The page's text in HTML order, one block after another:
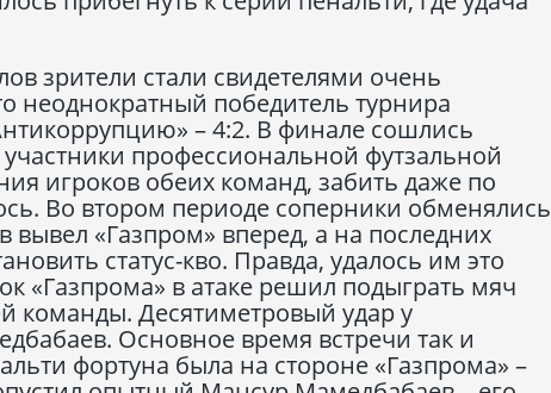
зрители стали свидетелями очень
неоднократный победитель турнира
– 4:2. В финале сошлись
профессиональной футзальной
игроков обеих команд, забить даже по
Во втором периоде соперники обменялись
«Газпром» вперед, а на последних
статус-кво. Правда, удалось им это
«Газпрома» в атаке решил подыграть мяч
команды. Десятиметровый удар у
Основное время встречи так и
фортуна была на стороне «Газпрома» –